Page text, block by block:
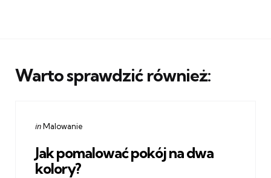
Warto sprawdzić również:
Categories
Posted
inMalowanie
Jak pomalować pokój na dwa
kolory?